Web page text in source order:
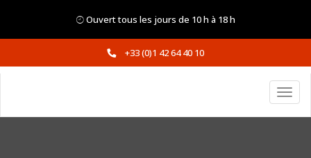
Ouvert tous les jours de 10 h à 18 h
+33 (0)1 42 64 40 10